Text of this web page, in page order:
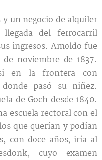
un negocio de alquiler
del ferrocarril
ingresos. Amoldo fue
noviembre de 1837.
en la frontera con
pasó su niñez.
de Goch desde 1840.
escuela rectoral con el
que querían y podían
con doce años, iría al
cuyo examen